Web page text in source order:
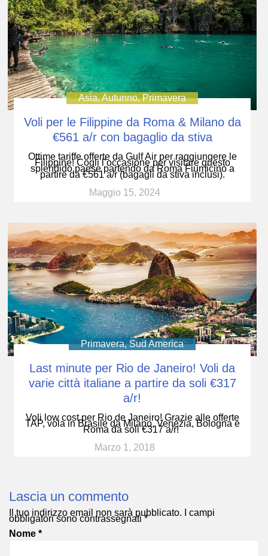
Asia,Autunno,Primavera
Voli per le Filippine da Roma & Milano da
€561 a/r con bagaglio da stiva
Ottime tariffe offerte da Gulf Air per raggiungere le
Filippine! Cogli l’occasione per visitare questo
splendido paese partendo da Roma Fiumicino a
partire da €561 a/r (bagagli da stiva inclusi).
Maggio 15, 2024
Primavera,Sud America
Last minute per Rio de Janeiro! Voli da
varie città italiane a partire da soli €317
a/r!
Voli low cost per Rio de Janeiro! Grazie alle offerte
TAP, vola in Brasile da Milano, Venezia, Bologna e
Roma da soli €317 a/r!
Marzo 1, 2018
Lascia un commento
Il tuo indirizzo email non sarà pubblicato. I campi
obbligatori sono contrassegnati*
Nome *